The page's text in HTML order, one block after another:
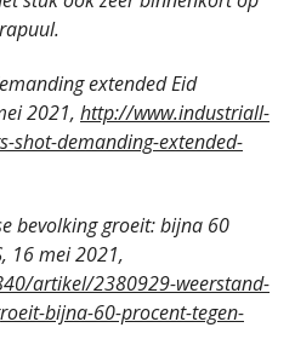
extended Eid
2021, http://www.industriall-
shot-demanding-extended-
bevolking groeit: bijna 60
16 mei 2021,
artikel/2380929-weerstand-
bijna-60-procent-tegen-